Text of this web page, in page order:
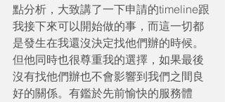
點分析，大致講了一下申請的timeline跟
我接下來可以開始做的事，而這一切都
是發生在我還沒決定找他們辦的時候。
但他同時也很尊重我的選擇，如果最後
沒有找他們辦也不會影響到我們之間良
好的關係。有鑑於先前愉快的服務體